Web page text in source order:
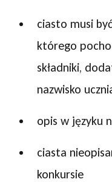
ciasto musi
którego
składniki,
nazwisko
opis w języku
ciasta
konkursie